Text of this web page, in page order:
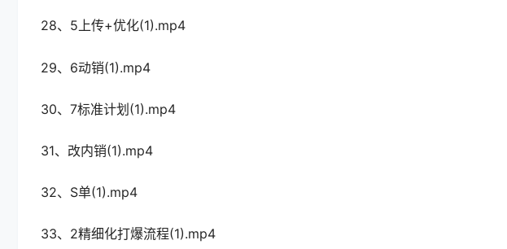
28、5上传+优化(1).mp4
29、6动销(1).mp4
30、7标准计划(1).mp4
31、改内销(1).mp4
32、S单(1).mp4
33、2精细化打爆流程(1).mp4